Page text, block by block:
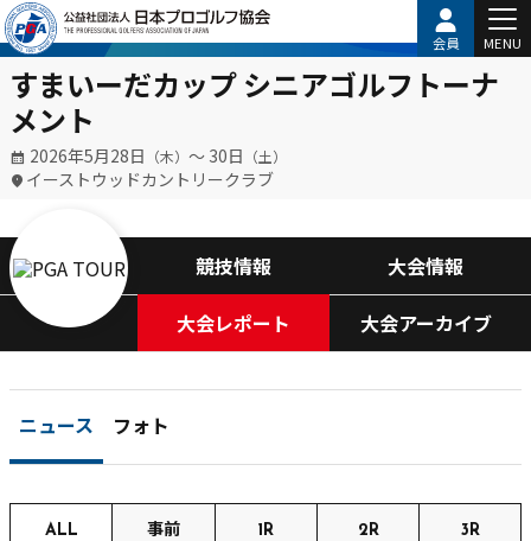
会員 MENU
すまいーだカップ シニアゴルフトーナ
メント
2026年5月28日 （木） 〜 30日 （土）
イーストウッドカントリークラブ
競技情報
大会情報
大会レポート
大会アーカイブ
ニュース フォト
ALL 事前 1R 2R 3R